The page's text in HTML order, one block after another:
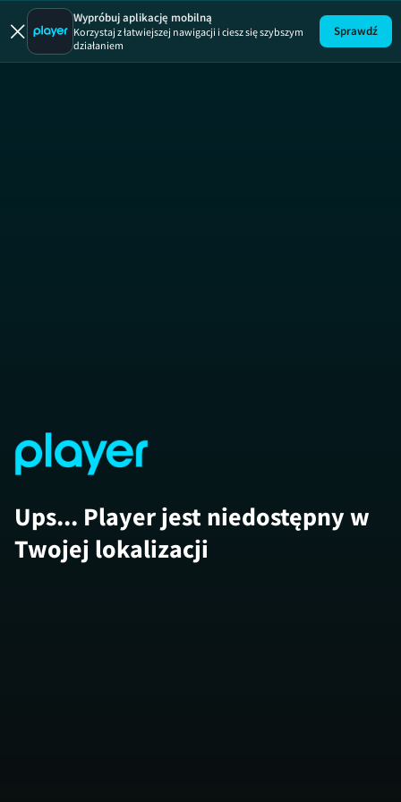
Wielka
Wypróbuj aplikację mobilną
Korzystaj z łatwiejszej nawigacji i ciesz się szybszym
działaniem
Sprawdź
Ups... Player jest niedostępny w
Twojej lokalizacji